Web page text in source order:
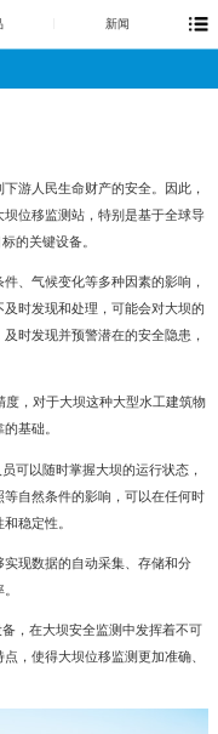
新闻
游人民生命财产的安全。因此，
坝位移监测站，特别是基于全球导
的关键设备。
、气候变化等多种因素的影响，
时发现和处理，可能会对大坝的
时发现并预警潜在的安全隐患，
度，对于大坝这种大型水工建筑物
基础。
可以随时掌握大坝的运行状态，
自然条件的影响，可以在任何时
稳定性。
现数据的自动采集、存储和分
，在大坝安全监测中发挥着不可
，使得大坝位移监测更加准确、